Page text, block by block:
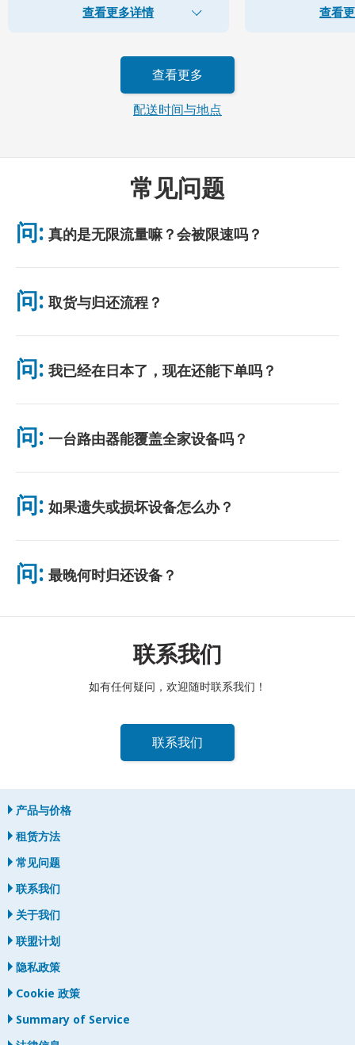
查看更多详情 查看
查看更多
配送时间与地点
常见问题
问: 真的是无限流量嘛？会被限速吗？
是的，真正无限。我们不采用公平使用政策（FUP）或任何限速措
能影响网速。）若出现基于政策的限速，我们将补偿租金。
问: 取货与归还流程？
可在主要机场取货，或选择酒店/住址配送（入住前送达）。包裹
无需排队。
问: 我已经在日本了，现在还能下单吗？
可以。机场可当天取货。酒店配送一般次日送达。若不确定，请联
问: 一台路由器能覆盖全家设备吗？
可以。最多可连接 10 台设备（手机、平板、电脑）。电池续航最
免费充电宝。
问: 如果遗失或损坏设备怎么办？
您可以在结账时添加保险，以涵盖丢失或损坏的情况。如果没有保
我们将帮助您保持连接。
问: 最晚何时归还设备？
联系我们
如有任何疑问，欢迎随时联系我们！
联系我们
产品与价格
租赁方法
常见问题
联系我们
关于我们
联盟计划
隐私政策
Cookie 政策
Summary of Service